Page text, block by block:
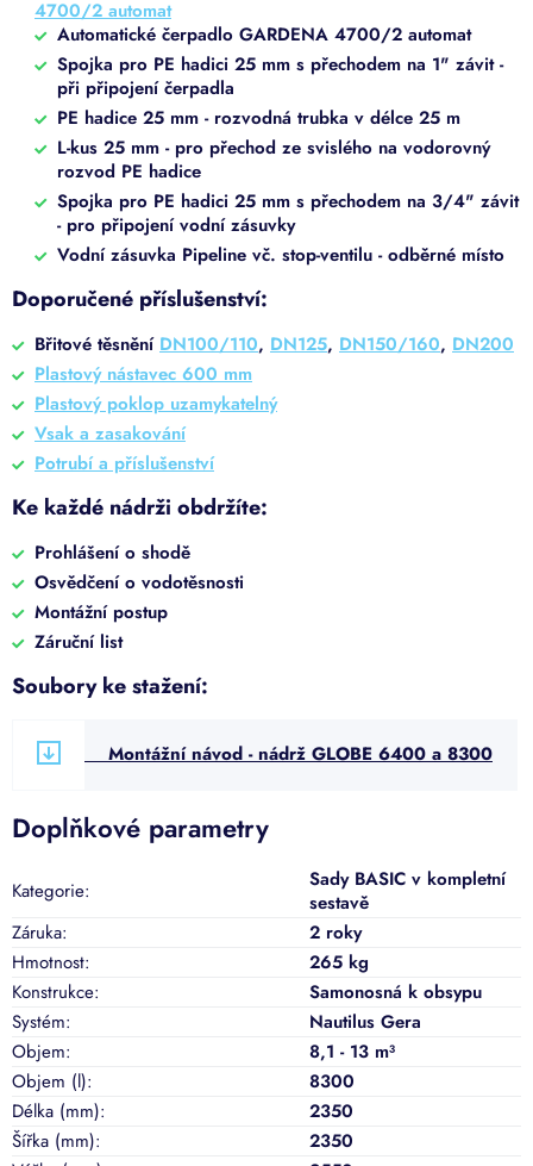
4700/2 automat
Automatické čerpadlo GARDENA 4700/2 automat
Spojka pro PE hadici 25 mm s přechodem na 1" závit -
při připojení čerpadla
PE hadice 25 mm - rozvodná trubka v délce 25 m
L-kus 25 mm - pro přechod ze svislého na vodorovný
rozvod PE hadice
Spojka pro PE hadici 25 mm s přechodem na 3/4" závit
- pro připojení vodní zásuvky
Vodní zásuvka Pipeline vč. stop-ventilu - odběrné místo
Doporučené příslušenství:
Břitové těsnění DN100/110, DN125, DN150/160, DN200
Plastový nástavec 600 mm
Plastový poklop uzamykatelný
Vsak a zasakování
Potrubí a příslušenství
Ke každé nádrži obdržíte:
Prohlášení o shodě
Osvědčení o vodotěsnosti
Montážní postup
Záruční list
Soubory ke stažení:
Montážní návod - nádrž GLOBE 6400 a 8300
Doplňkové parametry
Kategorie:
Sady BASIC v kompletní
sestavě
Záruka:
2 roky
Hmotnost:
265 kg
Konstrukce:
Samonosná k obsypu
Systém:
Nautilus Gera
Objem:
8,1 - 13 m³
Objem (l):
8300
Délka (mm):
2350
Šířka (mm):
2350